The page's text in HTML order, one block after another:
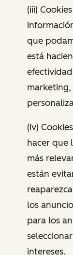
(iii)
que
está
(iv)
hacer que
más
están
los
para los
intereses.